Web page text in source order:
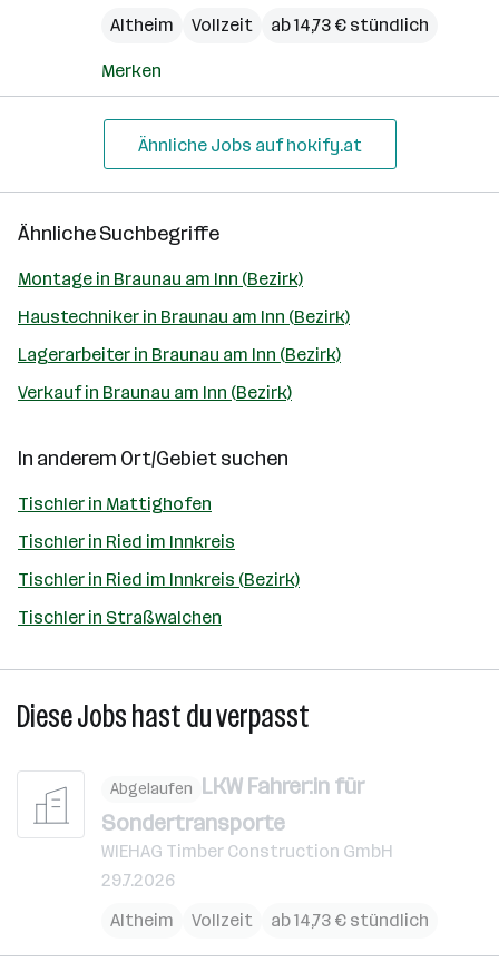
Altheim Vollzeit ab 14,73 € stündlich
Merken
Ähnliche Jobs auf hokify.at
Ähnliche Suchbegriffe
Montage in Braunau am Inn (Bezirk)
Haustechniker in Braunau am Inn (Bezirk)
Lagerarbeiter in Braunau am Inn (Bezirk)
Verkauf in Braunau am Inn (Bezirk)
In anderem Ort/Gebiet suchen
Tischler in Mattighofen
Tischler in Ried im Innkreis
Tischler in Ried im Innkreis (Bezirk)
Tischler in Straßwalchen
Diese Jobs hast du verpasst
Abgelaufen LKW Fahrer:in für
Sondertransporte
WIEHAG Timber Construction GmbH
29.7.2026
Altheim
Vollzeit ab 14,73 € stündlich